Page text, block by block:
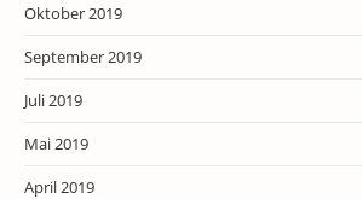
Oktober 2019
September 2019
Juli 2019
Mai 2019
April 2019